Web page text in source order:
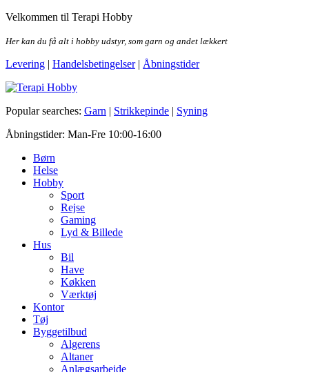
Skip
the
Velkommen til Terapi Hobby
Her kan du få alt i hobby udstyr, som garn og andet lækkert
Levering | Handelsbetingelser| Åbningstider
Terapi Hobby
Popular searches: Garn | Strikkepinde | Syning
Åbningstider: Man-Fre 10:00-16:00
Børn
Helse
Hobby
Sport
Rejse
Gaming
Lyd & Billede
Hus
Bil
Have
Køkken
Værktøj
Kontor
Tøj
Byggetilbud
Algerens
Altaner
Anlægsarbejde